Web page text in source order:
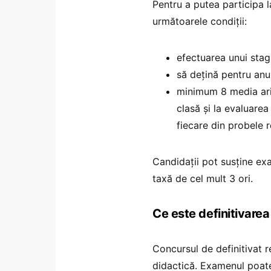
Pentru a putea participa
următoarele condiții:
efectuarea unui
să dețină pentru
minimum 8 media
clasă și la
fiecare din probele
Candidaţii pot susţine
taxă de cel mult 3 ori.
Ce este
Concursul de definitivat
didactică. Examenul